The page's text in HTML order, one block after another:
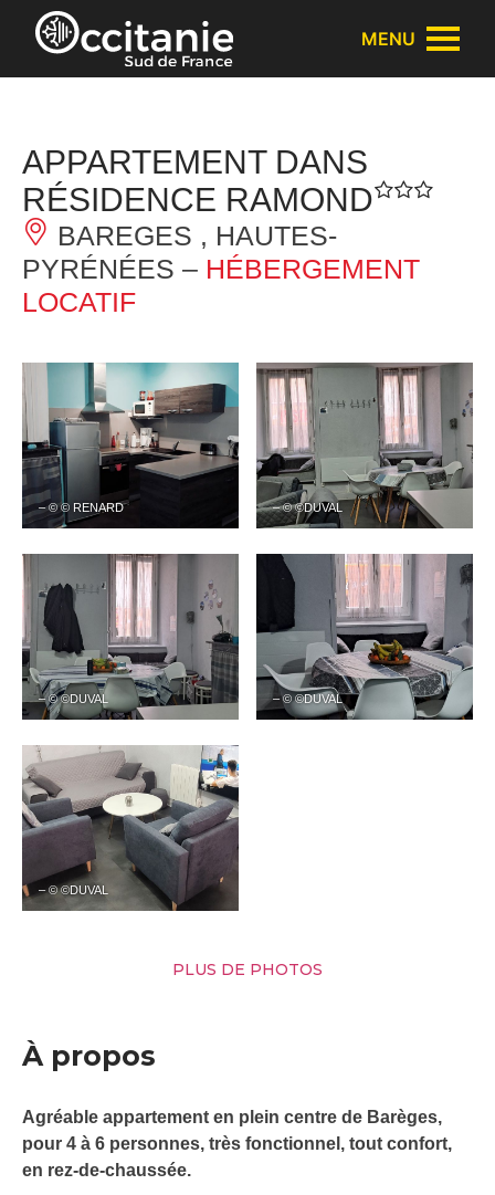
Panneau de gestion des cookies
MENU
APPARTEMENT DANS
RÉSIDENCE RAMOND
BAREGES , HAUTES-
PYRÉNÉES – HÉBERGEMENT
LOCATIF
– © © RENARD – © ©DUVAL
– © ©DUVAL – © ©DUVAL
– © ©DUVAL
PLUS DE PHOTOS
À propos
Agréable appartement en plein centre de Barèges,
pour 4 à 6 personnes, très fonctionnel, tout confort,
en rez-de-chaussée.